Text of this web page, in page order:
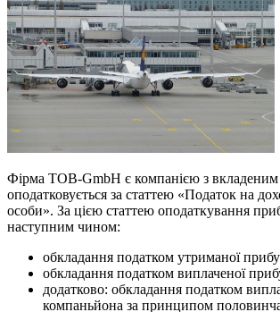
Фірма ТОВ-GmbH є компанією з вкладеним
оподатковується за статтею «Податок на
особи». За цією статтею оподаткування
наступним чином:
обкладання податком утриманої
обкладання податком виплаченої
додатково: обкладання податком
компаньйона за принципом